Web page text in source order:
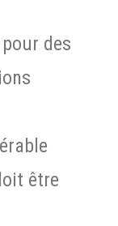
des
être